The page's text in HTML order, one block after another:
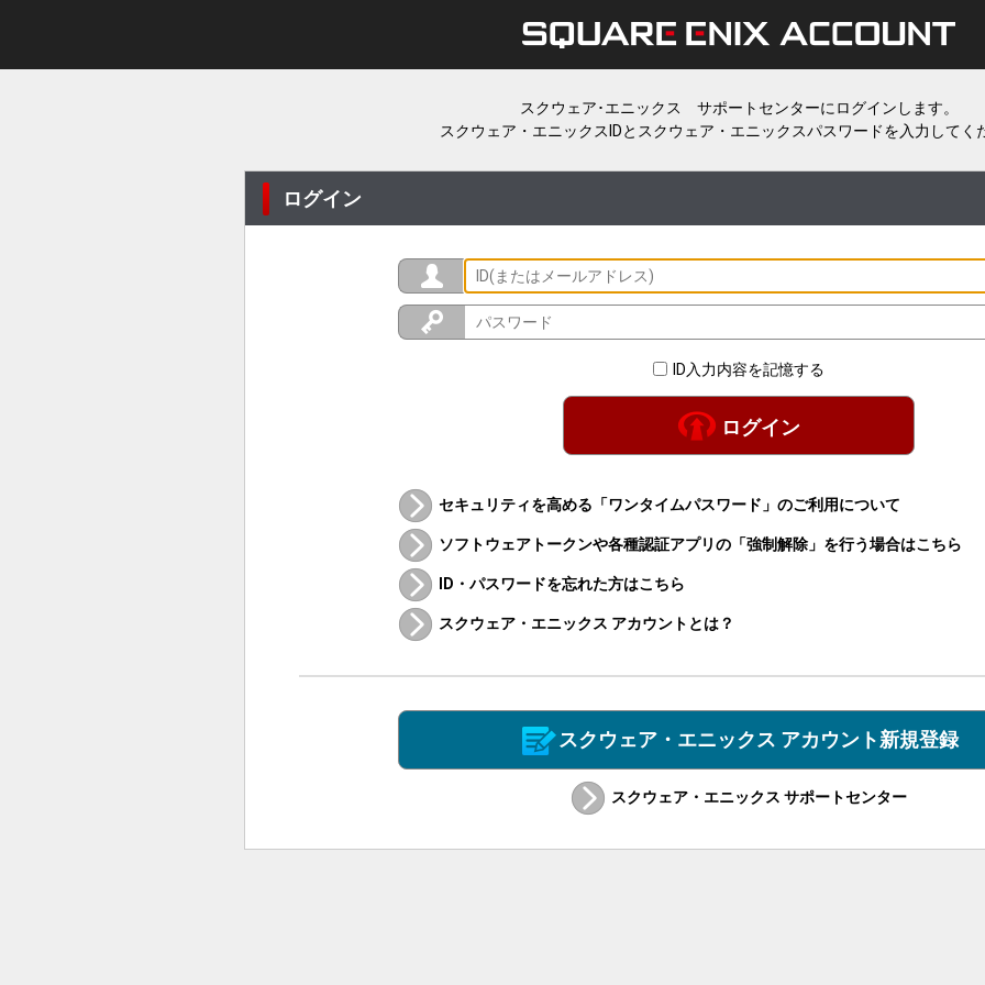
スクウェア･エニックス サポートセンターにログインします。
スクウェア・エニックスIDとスクウェア・エニックスパスワードを入力してく
ログイン
ID入力内容を記憶する
ログイン
セキュリティを高める「ワンタイムパスワード」のご利用について
ソフトウェアトークンや各種認証アプリの「強制解除」を行う場合はこちら
ID・パスワードを忘れた方はこちら
スクウェア・エニックス アカウントとは？
スクウェア・エニックス アカウント新規登録
スクウェア・エニックス サポートセンター